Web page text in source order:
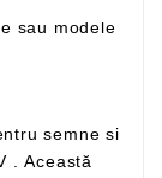
sau modele